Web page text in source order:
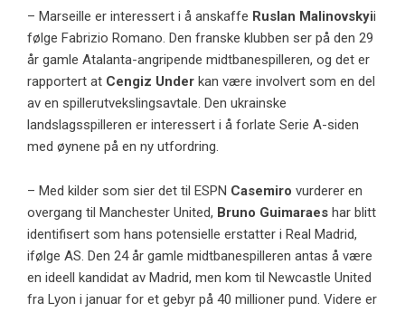
– Marseille er interessert i å anskaffe Ruslan Malinovskyii
følge Fabrizio Romano. Den franske klubben ser på den 29
år gamle Atalanta-angripende midtbanespilleren, og det er
rapportert at Cengiz Under kan være involvert som en del
av en spillerutvekslingsavtale. Den ukrainske
landslagsspilleren er interessert i å forlate Serie A-siden
med øynene på en ny utfordring.
– Med kilder som sier det til ESPN Casemiro vurderer en
overgang til Manchester United, Bruno Guimaraes har blitt
identifisert som hans potensielle erstatter i Real Madrid,
ifølge AS. Den 24 år gamle midtbanespilleren antas å være
en ideell kandidat av Madrid, men kom til Newcastle United
fra Lyon i januar for et gebyr på 40 millioner pund. Videre er